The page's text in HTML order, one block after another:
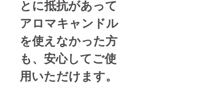
とに抵抗があって
アロマキャンドル
を使えなかった方
も、安心してご使
用いただけます。